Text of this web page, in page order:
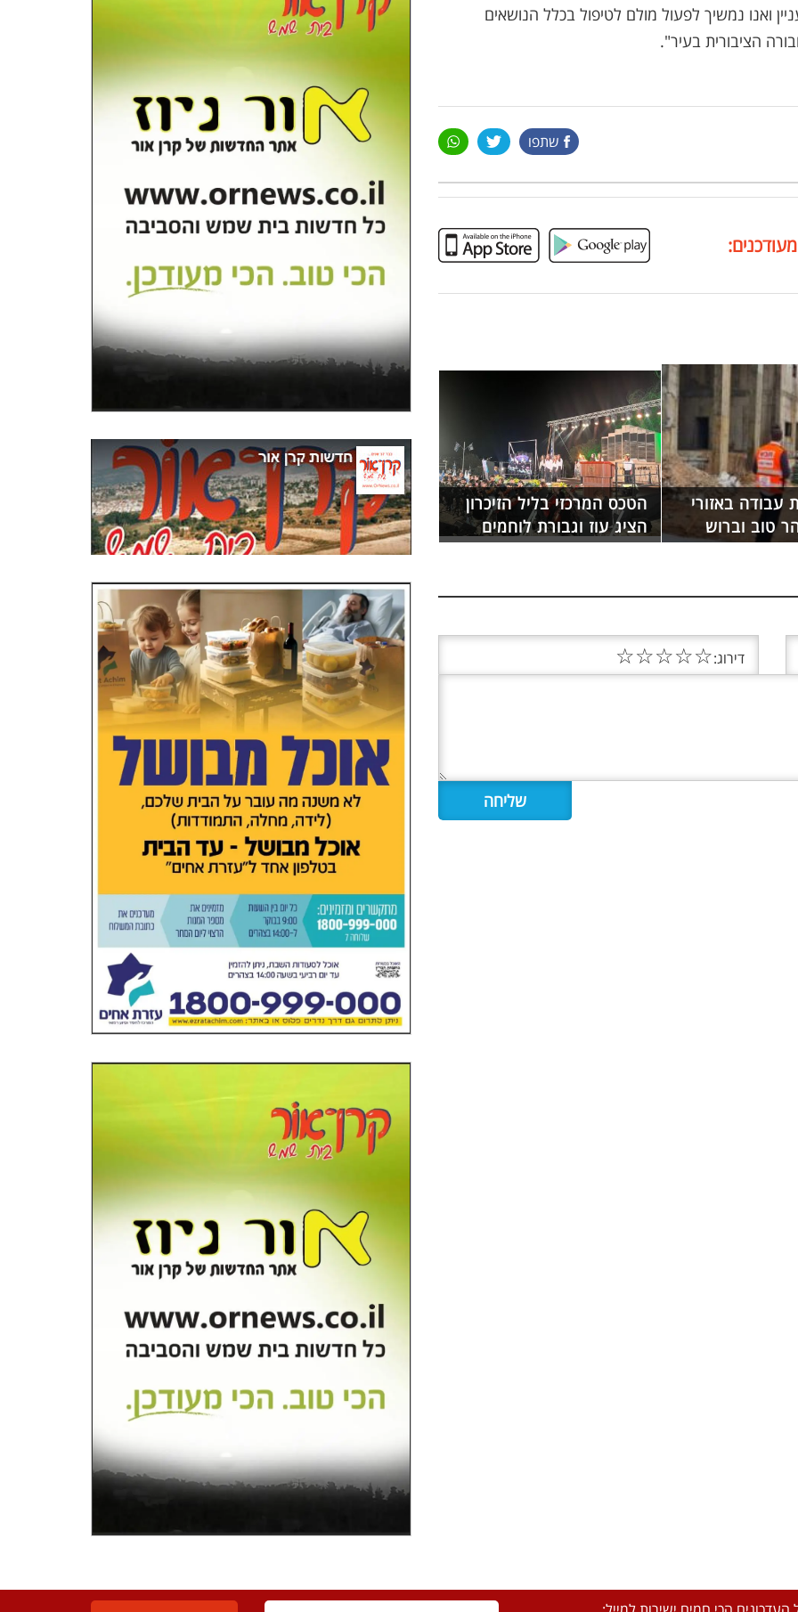
ואנו נמשיך לפעול מולם לטיפול בכלל הנושאים
הציבורית בעיר".
שתפו
עבודה באזורי
טוב וברוש
הטכס המרכזי בליל הזיכרון
הציג עוז וגבורת לוחמים
דירוג:☆
☆
☆
☆
☆